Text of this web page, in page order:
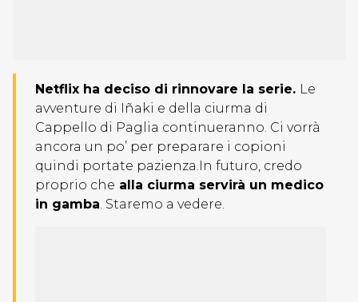
Netflix ha deciso di rinnovare la serie. Le
avventure di Iñaki e della ciurma di
Cappello di Paglia continueranno. Ci vorrà
ancora un po’ per preparare i copioni
quindi portate pazienza.In futuro, credo
proprio che alla ciurma servirà un medico
in gamba. Staremo a vedere.